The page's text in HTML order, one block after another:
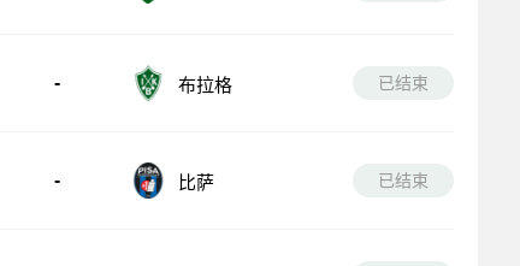
- 布拉格 已结束
- 比萨 已结束